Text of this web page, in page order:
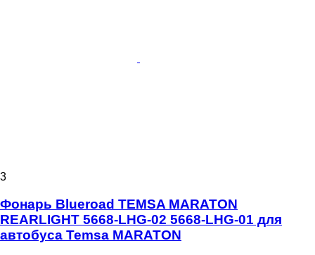
3
Фонарь Blueroad TEMSA MARATON
REARLIGHT 5668-LHG-02 5668-LHG-01 для
автобуса Temsa MARATON